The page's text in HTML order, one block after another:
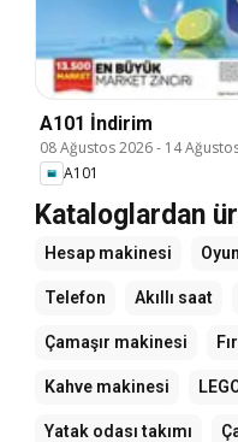
A101 İndirim
08 Ağustos 2026- 14
A101
Kataloglardan
Hesap makinesi Oyun
Telefon Akıllı saat
Çamaşır makinesi
Kahve makinesi
Yatak odası takımı